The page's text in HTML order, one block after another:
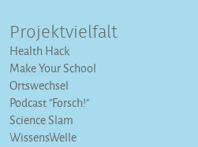
Projektvielfalt
Health Hack
Make Your School
Ortswechsel
Podcast "Forsch!"
Science Slam
WissensWelle